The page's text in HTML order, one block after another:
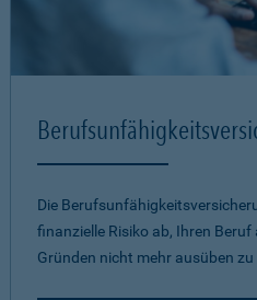
Die
finanzielle Risiko ab, Ihren
Gründen nicht mehr ausüben zu